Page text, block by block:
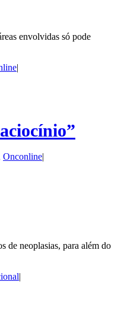
envolvidas só pode
|
Onconline|
de neoplasias, para além do
|